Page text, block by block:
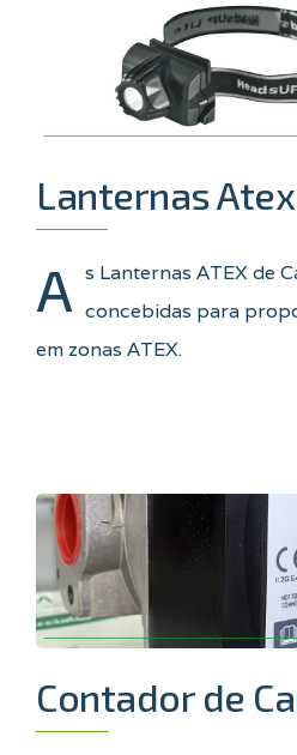
Lanternas
A s Lanternas ATEX de
concebidas para
em zonas ATEX.
Contador de